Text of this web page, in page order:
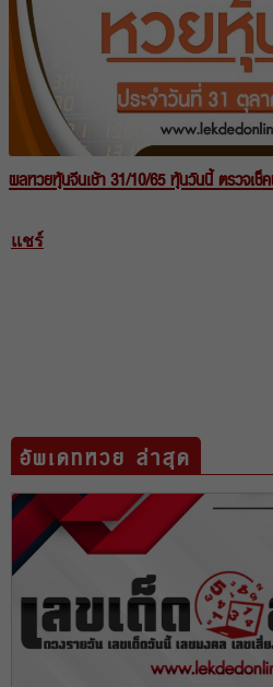
ผลหวยหุ้นจีนเช้า 31/10/65 หุ้นวันนี้ ตรวจเช็
แชร์
อัพเดทหวย ล่าสุด